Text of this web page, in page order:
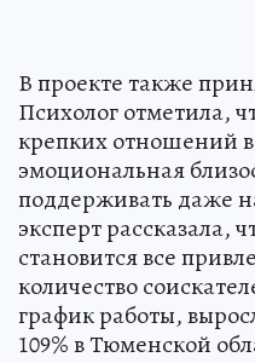
В проекте также
Психолог отметила,
крепких отношений
эмоциональная
поддерживать даже
эксперт рассказала,
становится все
количество
график работы,
109% в Тюменской